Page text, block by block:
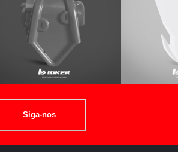
Siga-nos